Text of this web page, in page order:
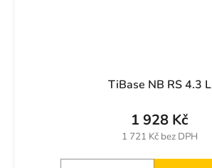
TiBase NB RS 4.3 L
1 721 Kč bez DPH
1 928 Kč